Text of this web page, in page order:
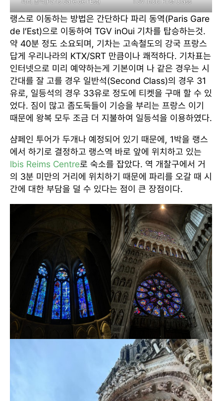
랭스로 이동하는 방법은 간단하다 파리 동역(Paris Gare
de l’Est)으로 이동하여 TGV inOui 기차를 탑승하는것.
약 40분 정도 소요되며, 기차는 고속철도의 강국 프랑스
답게 우리나라의 KTX/SRT 만큼이나 쾌적하다. 기차표는
인터넷으로 미리 예약하는게 기본이며 나 같은 경우는 시
간대를 잘 고를 경우 일반석(Second Class)의 경우 31
유로, 일등석의 경우 33유로 정도에 티켓을 구매 할 수 있
었다. 짐이 많고 좀도둑들이 기승을 부리는 프랑스 이기
때문에 왕복 모두 조금 더 지불하여 일등석을 이용하였다.
샴페인 투어가 두개나 예정되어 있기 때문에, 1박을 랭스
에서 하기로 결정하고 랭스역 바로 앞에 위치하고 있는
Ibis Reims Centre로 숙소를 잡았다. 역 개찰구에서 거
의 3분 미만의 거리에 위치하기 때문에 파리를 오갈 때 시
간에 대한 부담을 덜 수 있다는 점이 큰 장점이다.